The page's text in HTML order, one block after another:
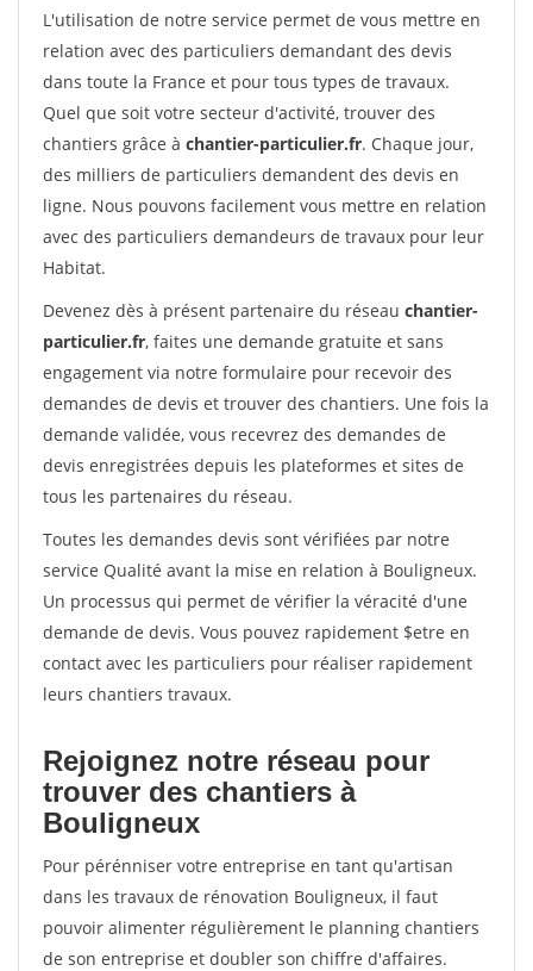
L'utilisation de notre service permet de vous mettre en
relation avec des particuliers demandant des devis
dans toute la France et pour tous types de travaux.
Quel que soit votre secteur d'activité, trouver des
chantiers grâce à chantier-particulier.fr. Chaque jour,
des milliers de particuliers demandent des devis en
ligne. Nous pouvons facilement vous mettre en relation
avec des particuliers demandeurs de travaux pour leur
Habitat.
Devenez dès à présent partenaire du réseau chantier-
particulier.fr, faites une demande gratuite et sans
engagement via notre formulaire pour recevoir des
demandes de devis et trouver des chantiers. Une fois la
demande validée, vous recevrez des demandes de
devis enregistrées depuis les plateformes et sites de
tous les partenaires du réseau.
Toutes les demandes devis sont vérifiées par notre
service Qualité avant la mise en relation à Bouligneux.
Un processus qui permet de vérifier la véracité d'une
demande de devis. Vous pouvez rapidement $etre en
contact avec les particuliers pour réaliser rapidement
leurs chantiers travaux.
Rejoignez notre réseau pour
trouver des chantiers à
Bouligneux
Pour pérénniser votre entreprise en tant qu'artisan
dans les travaux de rénovation Bouligneux, il faut
pouvoir alimenter régulièrement le planning chantiers
de son entreprise et doubler son chiffre d'affaires.